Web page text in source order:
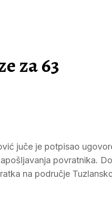
za 63
juče je potpisao
povratnika.
na područje